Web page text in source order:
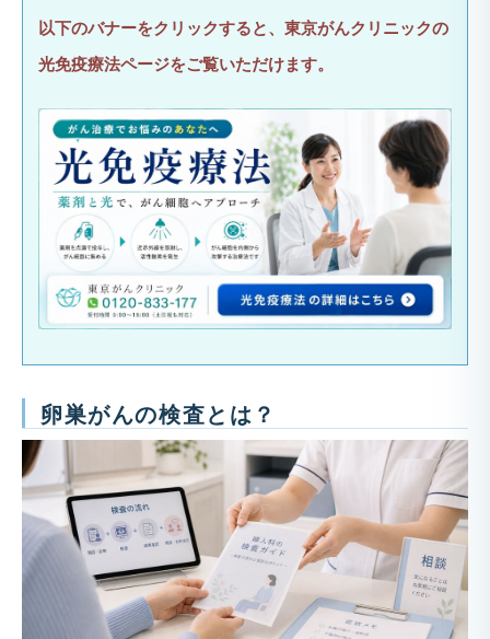
以下のバナーをクリックすると、東京がんクリニックの
光免疫療法ページをご覧いただけます。
卵巣がんの検査とは？